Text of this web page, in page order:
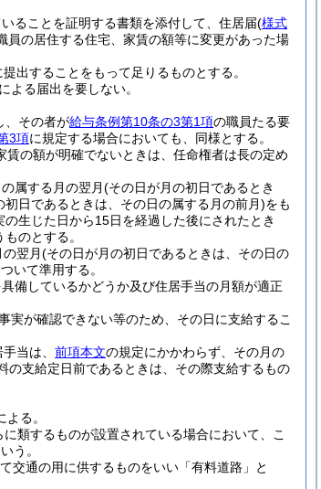
ることを証明する書類を添付して、住居届(様式
員の居住する住宅、家賃の額等に変更があった場
出することをもって足りるものとする。
よる届出を要しない。
、その者が給与条例第10条の3第1項の職員たる要
3項に規定する場合においても、同様とする。
の額が明確でないときは、任命権者は長の定め
属する月の翌月(その日が月の初日であるとき
初日であるときは、その日の属する月の前月)をも
生じた日から15日を経過した後にされたとき
のとする。
翌月(その日が月の初日であるときは、その日の
いて準用する。
備しているかどうか及び住居手当の月額が適正
実が確認できない等のため、その日に支給するこ
当は、 前項本文の規定にかかわらず、その月の
の支給定日前であるときは、その際支給するもの
る。
類するものが設置されている場合において、こ
う。
交通の用に供するものをいい「有料道路」と